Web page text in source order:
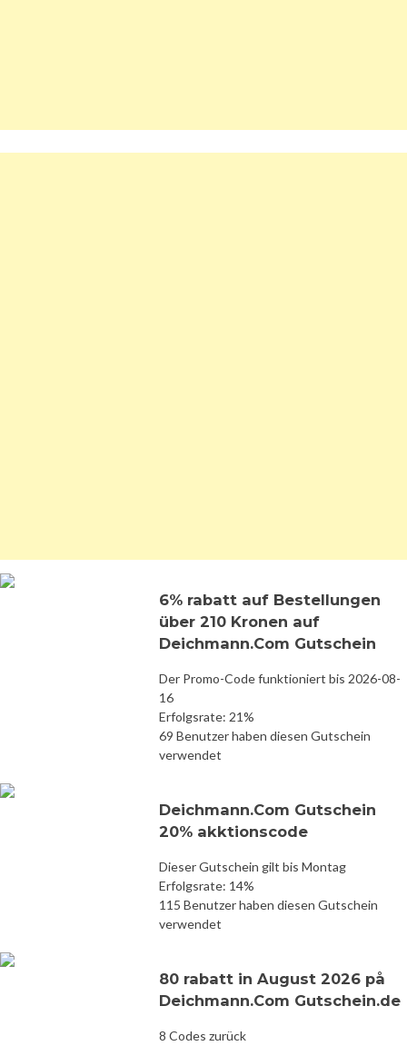
6% rabatt auf Bestellungen
über 210 Kronen auf
Deichmann.Com Gutschein
Der Promo-Code funktioniert bis 2026-08-
16
Erfolgsrate: 21%
69 Benutzer haben diesen Gutschein
verwendet
Deichmann.Com Gutschein
20% akktionscode
Dieser Gutschein gilt bis Montag
Erfolgsrate: 14%
115 Benutzer haben diesen Gutschein
verwendet
80 rabatt in August 2026 på
Deichmann.Com Gutschein.de
8 Codes zurück